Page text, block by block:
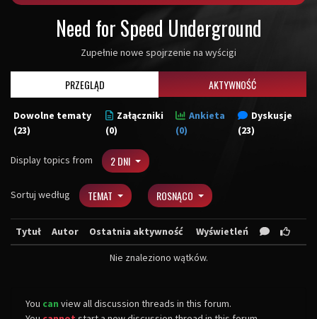
Need for Speed Underground
Zupełnie nowe spojrzenie na wyścigi
PRZEGLĄD AKTYWNOŚĆ
Dowolne tematy
(23)
Załączniki
(0)
Ankieta
(0)
Dyskusje
(23)
Display topics from 2 DNI
Sortuj według TEMAT ROSNĄCO
Tytuł Autor Ostatnia aktywność Wyświetleń
Nie znaleziono wątków.
You can view all discussion threads in this forum.